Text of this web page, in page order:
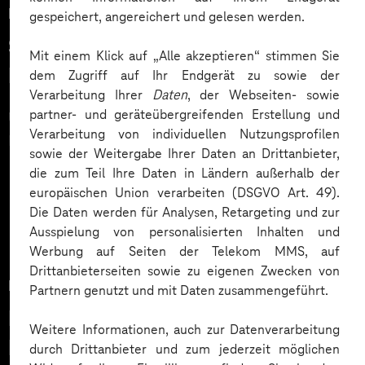
gespeichert, angereichert und gelesen werden.
Mit einem Klick auf „Alle akzeptieren“ stimmen Sie
dem Zugriff auf Ihr Endgerät zu sowie der
Verarbeitung Ihrer Daten, der Webseiten- sowie
partner- und geräteübergreifenden Erstellung und
Verarbeitung von individuellen Nutzungsprofilen
sowie der Weitergabe Ihrer Daten an Drittanbieter,
die zum Teil Ihre Daten in Ländern außerhalb der
europäischen Union verarbeiten (DSGVO Art. 49).
Die Daten werden für Analysen, Retargeting und zur
Ausspielung von personalisierten Inhalten und
Werbung auf Seiten der Telekom MMS, auf
Drittanbieterseiten sowie zu eigenen Zwecken von
Partnern genutzt und mit Daten zusammengeführt.
Weitere Informationen, auch zur Datenverarbeitung
durch Drittanbieter und zum jederzeit möglichen
nur so kann eine hohe Produktakzeptanz bei den
Nutzenden erreicht werden. Vor dem Launch seiner
neuen Lösung war EPLAN daher auf der Suche nach
einer modernen, einfach zu bedienenden Monitoring-
Lösung, die genau das möglich macht.
Lösung
State-of-the-Art-Monitoring im
Bereich Security & Operations
Um diese Anforderungen zu erfüllen, führte Telekom
MMS einestark automatisierte Application
Performance Monitoring-Lösung auf Basis der SaaS-
Lösung Dynatraceein. Für die reibungslose
Einführung und Integration der neuen Lösung wurden
die Mitarbeiter:innen von EPLAN zudem entsprechend
geschult.
Dynatrace ist an EPLANs eigenes Monitoring
Framework angeschlossen und in den in derAzure
Cloudbetriebenen WebServices eingebettet.
Außerdem ist Dynatrace an den SecOps-Bereich von
Mehr laden
Nutzen
Monitoring ist mehr als nur
Beobachten